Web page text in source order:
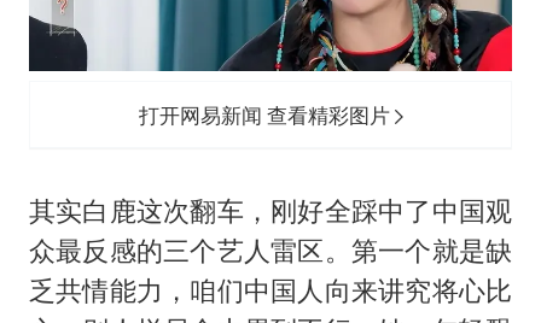
打开网易新闻 查看精彩图片
其实白鹿这次翻车，刚好全踩中了中国观
众最反感的三个艺人雷区。第一个就是缺
乏共情能力，咱们中国人向来讲究将心比